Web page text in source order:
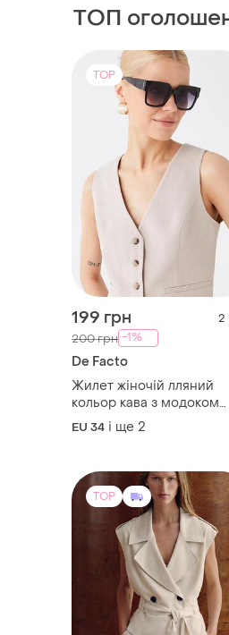
199 грн
200 грн -1%
De Facto
Жилет жіночій лляний
кольор кава з модоком
defacto
EU 34 і ще 2
TOP
1510 грн 10